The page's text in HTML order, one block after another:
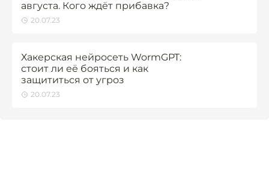
августа. Кого ждёт прибавка?
20.07.23
Хакерская нейросеть WormGPT:
стоит ли её бояться и как
защититься от угроз
20.07.23